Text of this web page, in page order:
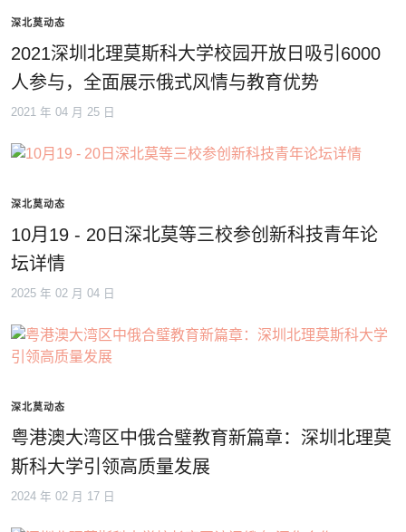
深北莫动态
2021深圳北理莫斯科大学校园开放日吸引6000
人参与，全面展示俄式风情与教育优势
2021 年 04 月 25 日
深北莫动态
10月19 - 20日深北莫等三校参创新科技青年论
坛详情
2025 年 02 月 04 日
深北莫动态
粤港澳大湾区中俄合璧教育新篇章：深圳北理莫
斯科大学引领高质量发展
2024 年 02 月 17 日